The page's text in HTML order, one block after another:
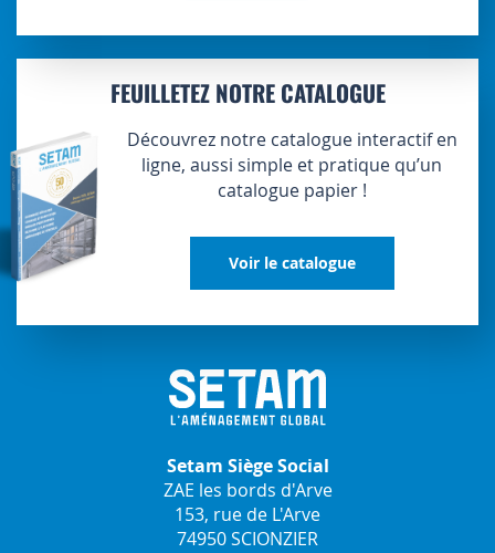
FEUILLETEZ NOTRE CATALOGUE
Découvrez notre catalogue interactif en
ligne, aussi simple et pratique qu’un
catalogue papier !
Voir le catalogue
Setam Siège Social
ZAE les bords d'Arve
153, rue de L'Arve
74950 SCIONZIER